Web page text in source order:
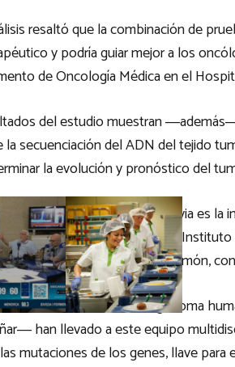
resaltó que la combinación de
y podría guiar mejor a los
de Oncología Médica en el
del estudio muestran
la secuenciación del ADN del tejido
la evolución y pronóstico del
La Dra Antònia Obrador Hevia es
en Oncología Clínica del
el ámbito del cáncer del pulmón,
la secuenciación del genoma
han llevado a este equipo
mutaciones de los genes, llave para